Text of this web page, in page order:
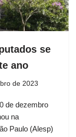
se
ano
de 2023
de dezembro
na
Paulo (Alesp)